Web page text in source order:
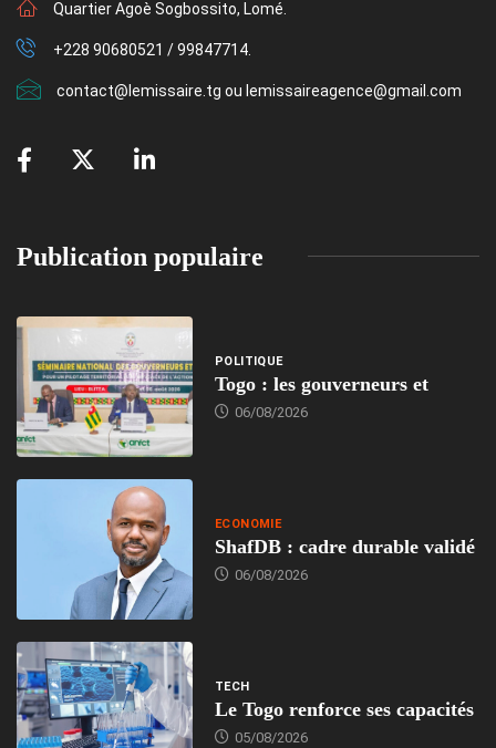
Quartier Agoè Sogbossito, Lomé.
+228 90680521 / 99847714.
contact@lemissaire.tg ou lemissaireagence@gmail.com
Publication populaire
POLITIQUE
Togo : les gouverneurs et
06/08/2026
ECONOMIE
ShafDB : cadre durable validé
06/08/2026
TECH
Le Togo renforce ses capacités
05/08/2026